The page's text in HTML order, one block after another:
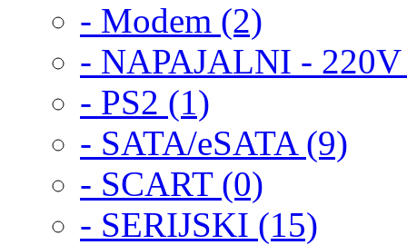
- Modem (2)
- NAPAJALNI -
- PS2 (1)
- SATA/eSATA (9)
- SCART (0)
- SERIJSKI (15)